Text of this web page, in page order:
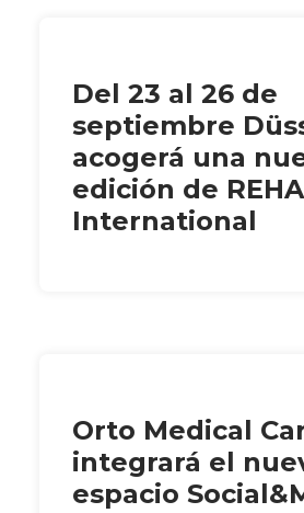
Del 23 al 26 de
septiembre
acogerá una
edición de
International
Orto Medical
integrará el
espacio